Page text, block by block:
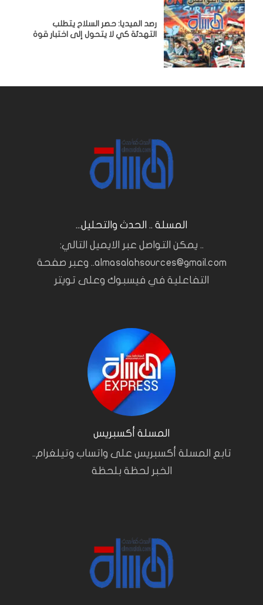
رصد الميديا: حصر السلاح يتطلب
التهدئة كي لا يتحول إلى اختبار قوة
المسلة .. الحدث والتحليل...
.. يمكن التواصل عبر الايميل التالي:
almasalahsources@gmail.com.. وعبر صفحة
التفاعلية في فيسبوك وعلى تويتر
المسلة أكسبريس
تابع المسلة أكسبريس على واتساب وتيلغرام..
الخبر لحظة بلحظة